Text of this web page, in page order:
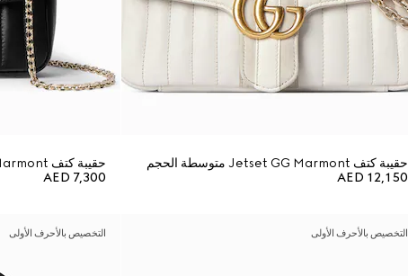
حقيبة كتف Jetset GG Marmont متوسطة الحجم
AED 12,150
حقيبة كتف Jetset GG Marmont صغيرة
AED 7,300
التخصيص بالأحرف الأولى التخصيص بالأحرف الأولى